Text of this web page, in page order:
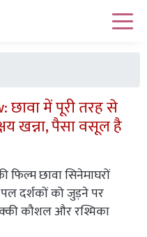
छावा में पूरी तरह से
खन्ना, पैसा वसूल है
फिल्म छावा सिनेमाघरों
दर्शकों को जुड़ने पर
कौशल और रश्मिका